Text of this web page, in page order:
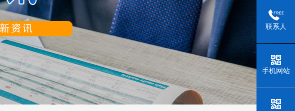
联系人
手机网站